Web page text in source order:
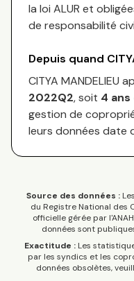
la loi ALUR et
de responsabilité
Depuis quand
CITYA MANDELIEU
2022Q2, soit 4 ans
gestion de
leurs données date
Source des données :
du Registre National des
officielle gérée par
données sont
Exactitude : Les
par les syndics et les
données obsolètes,